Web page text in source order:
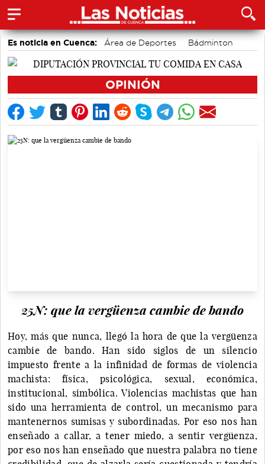
Es noticia en Cuenca: Área de Deportes
Bádminton
Motor
Actividades culturales en Cuenca
OPINIÓN
25N: que la vergüenza cambie de bando
Hoy, más que nunca, llegó la hora de que la vergüenza
cambie de bando. Han sido siglos de un silencio
impuesto frente a la infinidad de formas de violencia
machista: física, psicológica, sexual, económica,
institucional, simbólica. Violencias machistas que han
sido una herramienta de control, un mecanismo para
mantenernos sumisas y subordinadas. Por eso nos han
enseñado a callar, a tener miedo, a sentir vergüenza,
por eso nos han enseñado que nuestra palabra no tiene